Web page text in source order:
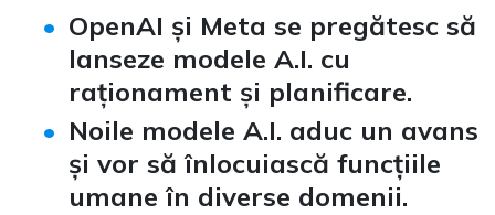
OpenAI și Meta se pregătesc să
lanseze modele A.I. cu
raționament și planificare.
Noile modele A.I. aduc un avans
și vor să înlocuiască funcțiile
umane în diverse domenii.